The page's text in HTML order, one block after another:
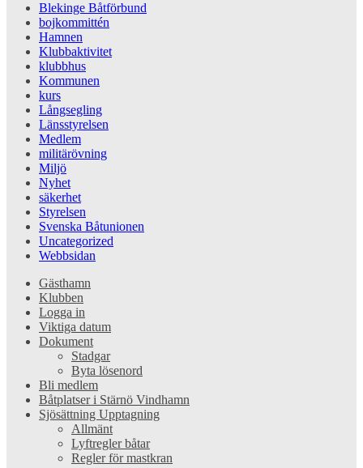
Blekinge Båtförbund
bojkommittén
Hamnen
Klubbaktivitet
klubbhus
Kommunen
kurs
Långsegling
Länsstyrelsen
Medlem
militärövning
Miljö
Nyhet
säkerhet
Styrelsen
Svenska Båtunionen
Uncategorized
Webbsidan
Gästhamn
Klubben
Logga in
Viktiga datum
Dokument
Stadgar
Byta lösenord
Bli medlem
Båtplatser i Stärnö Vindhamn
Sjösättning Upptagning
Allmänt
Lyftregler båtar
Regler för mastkran